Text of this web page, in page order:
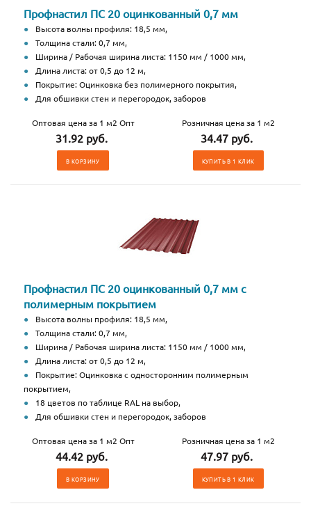
Профнастил ПС 20 оцинкованный 0,7 мм
Высота волны профиля: 18,5 мм,
Толщина стали: 0,7 мм,
Ширина / Рабочая ширина листа: 1150 мм / 1000 мм,
Длина листа: от 0,5 до 12 м,
Покрытие: Оцинковка без полимерного покрытия,
Для обшивки стен и перегородок, заборов
Оптовая цена за 1 м2 Опт
31.92 руб.
В КОРЗИНУ
Розничная цена за 1 м2
34.47 руб.
КУПИТЬ В 1 КЛИК
Профнастил ПС 20 оцинкованный 0,7 мм с
полимерным покрытием
Высота волны профиля: 18,5 мм,
Толщина стали: 0,7 мм,
Ширина / Рабочая ширина листа: 1150 мм / 1000 мм,
Длина листа: от 0,5 до 12 м,
Покрытие: Оцинковка с односторонним полимерным
покрытием,
18 цветов по таблице RAL на выбор,
Для обшивки стен и перегородок, заборов
Оптовая цена за 1 м2 Опт
44.42 руб.
В КОРЗИНУ
Розничная цена за 1 м2
47.97 руб.
КУПИТЬ В 1 КЛИК